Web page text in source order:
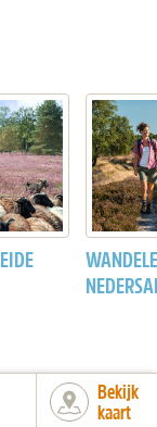
Bekijk
kaart